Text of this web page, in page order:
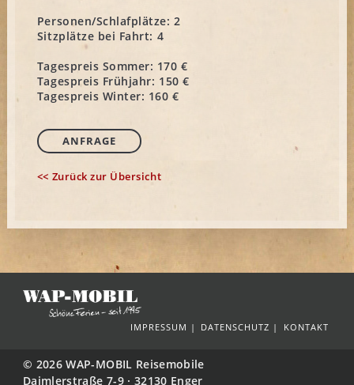
Personen/Schlafplätze:2
Sitzplätze bei Fahrt: 4
Tagespreis Sommer: 170 €
Tagespreis Frühjahr: 150 €
Tagespreis Winter: 160 €
ANFRAGE
<< Zurück zur Übersicht
IMPRESSUM DATENSCHUTZ KONTAKT
© 2026 WAP-MOBIL Reisemobile
Daimlerstraße 7-9 · 32130 Enger